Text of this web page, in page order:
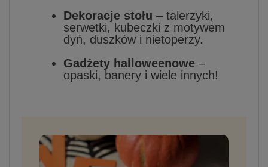
Dekoracje stołu – talerzyki,
serwetki, kubeczki z motywem
dyń, duszków i nietoperzy.
Gadżety halloweenowe –
opaski, banery i wiele innych!